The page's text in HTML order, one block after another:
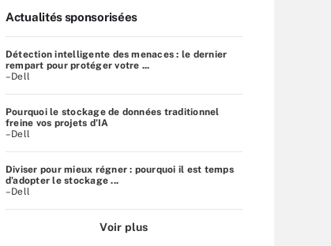
Actualités sponsorisées
Détection intelligente des menaces : le dernier
rempart pour protéger votre ...
–Dell
Pourquoi le stockage de données traditionnel
freine vos projets d’IA
–Dell
Diviser pour mieux régner : pourquoi il est temps
d’adopter le stockage ...
–Dell
Voir plus